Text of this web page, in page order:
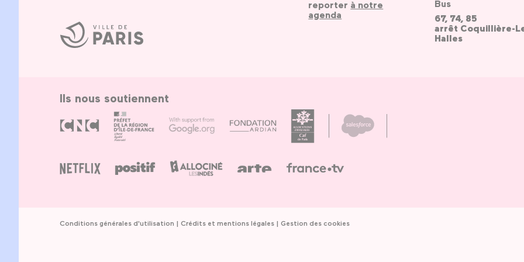
Ville
de
Paris
reporter à notre
agenda
Bus
67, 74, 85
arrêt Coquillière-
Halles
Ils nous soutiennent
Conditions générales d'utilisation Crédits et mentions légales Gestion des cookies